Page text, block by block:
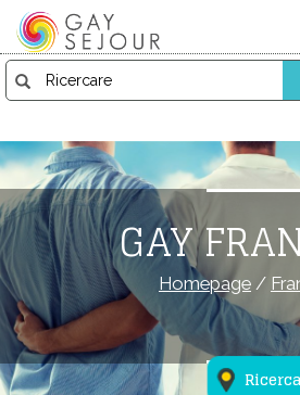
GAY
Homepage /